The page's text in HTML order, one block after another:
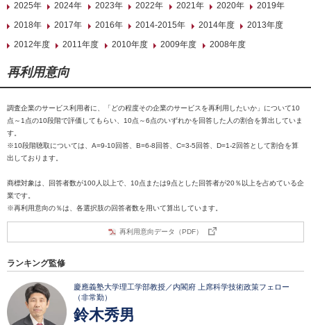
2025年
2024年 2023年 2022年 2021年 2020年
2019年
2018年
2017年 2016年 2014-2015年 2014年度
2013年度
2012年度
2011年度 2010年度 2009年度 2008年度
再利用意向
調査企業のサービス利用者に、「どの程度その企業のサービスを再利用したいか」について10
点～1点の10段階で評価してもらい、10点～6点のいずれかを回答した人の割合を算出していま
す。
※10段階聴取については、A=9-10回答、B=6-8回答、C=3-5回答、D=1-2回答として割合を算
出しております。
商標対象は、回答者数が100人以上で、10点または9点とした回答者が20％以上を占めている企
業です。
※再利用意向の％は、各選択肢の回答者数を用いて算出しています。
再利用意向データ（PDF）
ランキング監修
慶應義塾大学理工学部教授／内閣府 上席科学技術政策フェロー
（非常勤）
鈴木秀男